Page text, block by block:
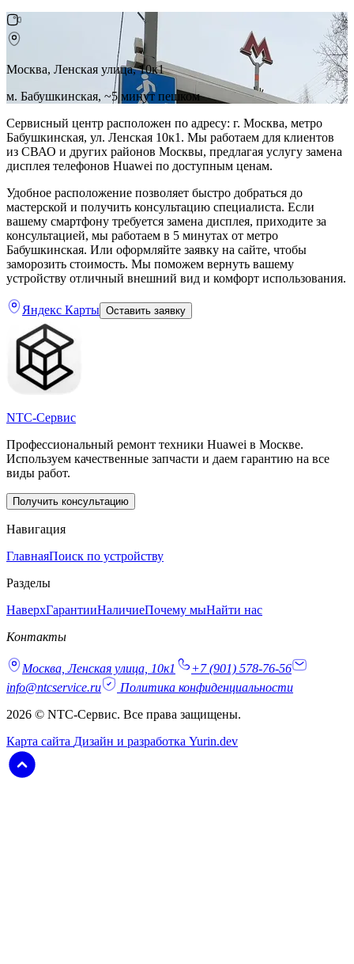
Москва, Ленская улица, 10к1
м. Бабушкинская, ~5 минут пешком
Сервисный центр расположен по адресу: г. Москва, метро
Бабушкинская, ул. Ленская 10к1. Мы работаем для клиентов
из СВАО и других районов Москвы, предлагая услугу замена
дисплея телефонов Huawei по доступным ценам.
Удобное расположение позволяет быстро добраться до
мастерской и получить консультацию специалиста. Если
вашему смартфону требуется замена дисплея, приходите за
консультацией, мы работаем в 5 минутах от метро
Бабушкинская. Или оформляйте заявку на сайте, чтобы
заморозить стоимость. Мы поможем вернуть вашему
устройству отличный внешний вид и комфорт использования.
Яндекс Карты Оставить заявку
NTC-Сервис
Профессиональный ремонт техники Huawei в Москве.
Используем качественные запчасти и даем гарантию на все
виды работ.
Получить консультацию
Навигация
ГлавнаяПоиск по устройству
Разделы
НаверхГарантииНаличиеПочему мыНайти нас
Контакты
Москва, Ленская улица, 10к1
+7 (901) 578-76-56
info@ntcservice.ru
Политика конфиденциальности
2026 © NTC-Сервис. Все права защищены.
Карта сайта Дизайн и разработка Yurin.dev